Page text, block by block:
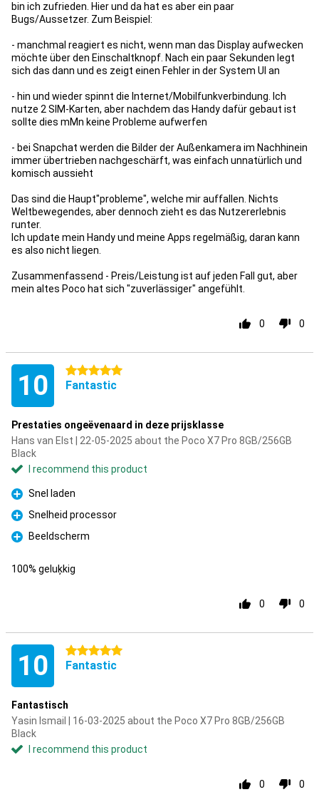
bin ich zufrieden. Hier und da hat es aber ein paar
Bugs/Aussetzer. Zum Beispiel:
- manchmal reagiert es nicht, wenn man das Display aufwecken
möchte über den Einschaltknopf. Nach ein paar Sekunden legt
sich das dann und es zeigt einen Fehler in der System UI an
- hin und wieder spinnt die Internet/Mobilfunkverbindung. Ich
nutze 2 SIM-Karten, aber nachdem das Handy dafür gebaut ist
sollte dies mMn keine Probleme aufwerfen
- bei Snapchat werden die Bilder der Außenkamera im Nachhinein
immer übertrieben nachgeschärft, was einfach unnatürlich und
komisch aussieht
Das sind die Haupt"probleme", welche mir auffallen. Nichts
Weltbewegendes, aber dennoch zieht es das Nutzererlebnis
runter.
Ich update mein Handy und meine Apps regelmäßig, daran kann
es also nicht liegen.
Zusammenfassend - Preis/Leistung ist auf jeden Fall gut, aber
mein altes Poco hat sich "zuverlässiger" angefühlt.
0 0
10 5 stars
Fantastic
Prestaties ongeëvenaard in deze prijsklasse
Hans van Elst | 22-05-2025 about the Poco X7 Pro 8GB/256GB
Black
I recommend this product
Pro
Snel laden
Pro
Snelheid processor
Pro
Beeldscherm
100% geluķkig
0 0
10 5 stars
Fantastic
Fantastisch
Yasin Ismail | 16-03-2025 about the Poco X7 Pro 8GB/256GB
Black
I recommend this product
0 0